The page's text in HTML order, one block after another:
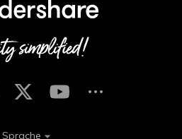
Sprache